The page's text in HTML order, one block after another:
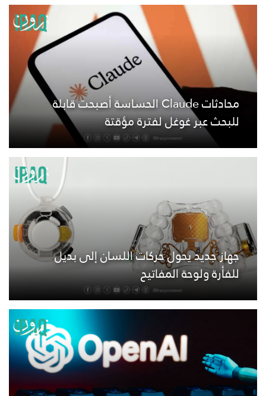
محادثات Claude الحساسة أصبحت قابلة
للبحث عبر غوغل لفترة مؤقتة
جهاز جديد يحول حركات اللسان إلى بديل
للفأرة ولوحة المفاتيح